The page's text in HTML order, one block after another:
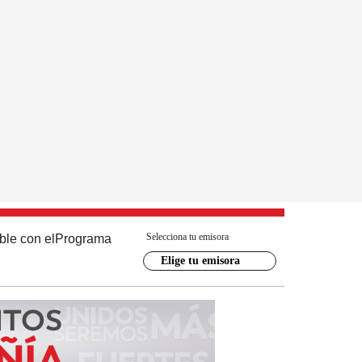
con el Programa Selecciona tu emisora
Elige tu emisora